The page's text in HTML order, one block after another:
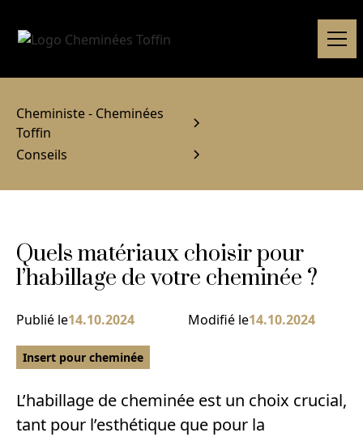
Cheministe - Cheminées
Toffin
Conseils
Quels matériaux choisir pour
l’habillage de votre cheminée ?
Publié le14.10.2024 Modifié le14.10.2024
Insert pour cheminée
L’habillage de cheminée est un choix crucial,
tant pour l’esthétique que pour la